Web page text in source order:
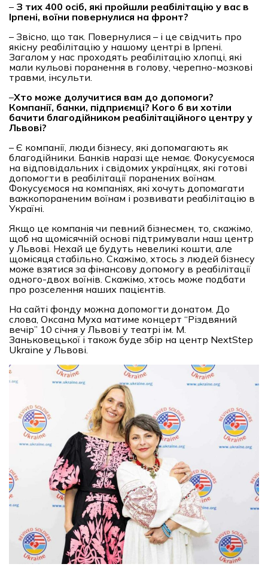
– З тих 400 осіб, які пройшли реабілітацію у вас в
Ірпені, воїни повернулися на фронт?
– Звісно, що так. Повернулися – і це свідчить про
якісну реабілітацію у нашому центрі в Ірпені.
Загалом у нас проходять реабілітацію хлопці, які
мали кульові поранення в голову, черепно-мозкові
травми, інсульти.
–Хто може долучитися вам до допомоги?
Компанії, банки, підприємці? Кого б ви хотіли
бачити благодійником реабілітаційного центру у
Львові?
– Є компанії, люди бізнесу, які допомагають як
благодійники. Банків наразі ще немає. Фокусуємося
на відповідальних і свідомих українцях, які готові
допомогти в реабілітації поранених воїнам.
Фокусуємося на компаніях, які хочуть допомагати
важкопораненим воїнам і розвивати реабілітацію в
Україні.
Якщо це компанія чи певний бізнесмен, то, скажімо,
щоб на щомісячній основі підтримували наш центр
у Львові. Нехай це будуть невеликі кошти, але
щомісяця стабільно. Скажімо, хтось з людей бізнесу
може взятися за фінансову допомогу в реабілітації
одного-двох воїнів. Скажімо, хтось може подбати
про розселення наших пацієнтів.
На сайті фонду можна допомогти донатом. До
слова, Оксана Муха матиме концерт “Різдвяний
вечір” 10 січня у Львові у театрі ім. М.
Заньковецької і також буде збір на центр NextStep
Ukraine у Львові.